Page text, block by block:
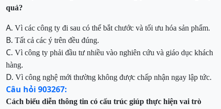
quả?
A. Vì các công ty đi sau có thể bắt chước và tối ưu hóa sản phẩm.
B. Tất cả các ý trên đều đúng.
C. Vì công ty phải đầu tư nhiều vào nghiên cứu và giáo dục khách
hàng.
D. Vì công nghệ mới thường không được chấp nhận ngay lập tức.
Câu hỏi 903267:
Cách biểu diễn thông tin có cấu trúc giúp thực hiện vai trò